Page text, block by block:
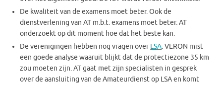
De kwaliteit van de examens moet beter. Ook de
dienstverlening van AT m.b.t. examens moet beter. AT
onderzoekt op dit moment hoe dat het beste kan.
De verenigingen hebben nog vragen overLSA. VERON mist
een goede analyse waaruit blijkt dat de protectiezone 35 km
zou moeten zijn. AT gaat met zijn specialisten in gesprek
over de aansluiting van de Amateurdienst op LSA en komt